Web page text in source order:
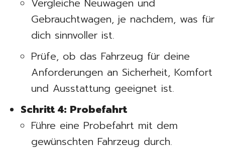
Gebrauchtwagen, je nachdem, was für
dich sinnvoller ist.
Prüfe, ob das Fahrzeug für deine
Anforderungen an Sicherheit, Komfort
und Ausstattung geeignet ist.
Schritt 4: Probefahrt
Führe eine Probefahrt mit dem
gewünschten Fahrzeug durch.